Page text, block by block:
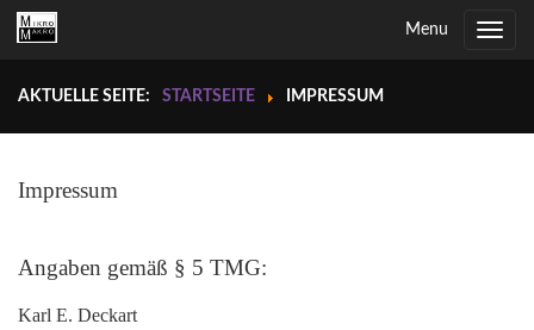
Menu
Toggle
AKTUELLE SEITE: STARTSEITE IMPRESSUM
Impressum
Angaben gemäß § 5 TMG:
Karl E. Deckart